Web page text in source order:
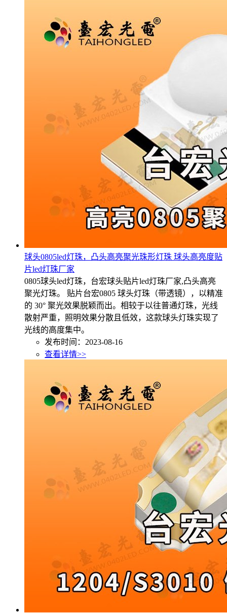
球头0805led灯珠，凸头高亮聚光珠形灯珠 球头高亮度贴
片led灯珠厂家
0805球头led灯珠，台宏球头贴片led灯珠厂家,凸头高亮
聚光灯珠。 贴片台宏0805 球头灯珠（带透镜），以精准
的 30° 聚光效果脱颖而出。相较于以往普通灯珠，光线
散射严重，照明效果分散且低效，这款球头灯珠实现了
光线的高度集中。
发布时间：2023-08-16
查看详情>>